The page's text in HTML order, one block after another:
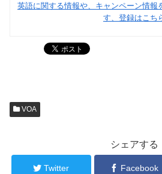
英語に関する情報や、キャンペーン情報
す、登録はこち
VOA
シェアする
Twitter Facebook